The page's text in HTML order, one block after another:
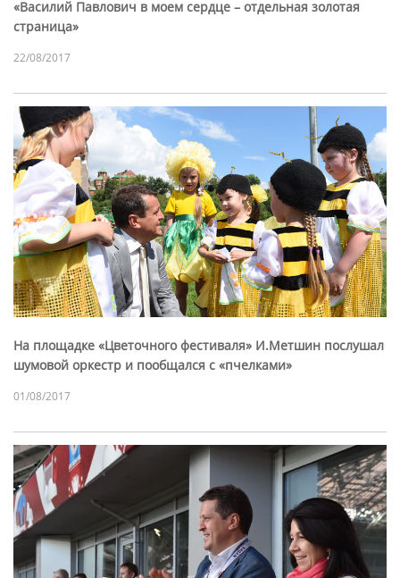
«Василий Павлович в моем сердце – отдельная золотая
страница»
22/08/2017
На площадке «Цветочного фестиваля» И.Метшин послушал
шумовой оркестр и пообщался с «пчелками»
01/08/2017